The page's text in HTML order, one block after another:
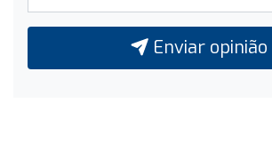
Enviar opinião